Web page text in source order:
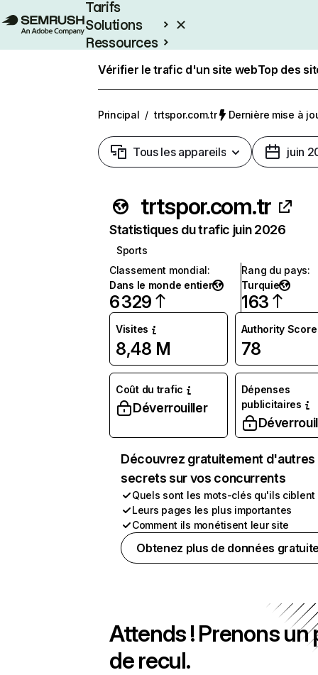
Tarifs
Solutions
Ressources
Vérifier le trafic d'un site webTop des
Principal / trtspor.com.tr Dernière mise à
Tous les appareils juin
trtspor.com.tr
Statistiques du trafic juin 2026
Sports
Classement mondial:
Dans le monde entier
6 329
Rang du pays:
Turquie
163
Visites
8,48 M
Authority Score
78
Coût du trafic
Déverrouiller
Dépenses
publicitaires
Découvrez gratuitement d'autres
secrets sur vos concurrents
Quels sont les mots-clés qu'ils ciblent
Leurs pages les plus importantes
Comment ils monétisent leur site
Obtenez plus de données
Attends ! Prenons un
de recul.